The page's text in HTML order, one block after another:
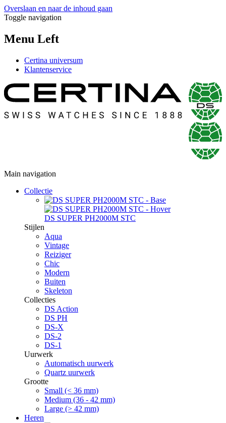
Overslaan en naar de inhoud gaan
Toggle navigation
Menu Left
Certina universum
Klantenservice
Main navigation
Collectie
DS SUPER PH2000M STC
Stijlen
Aqua
Vintage
Reiziger
Chic
Modern
Buiten
Skeleton
Collecties
DS Action
DS PH
DS-X
DS-2
DS-1
Uurwerk
Automatisch uurwerk
Quartz uurwerk
Grootte
Small (< 36 mm)
Medium (36 - 42 mm)
Large (> 42 mm)
Heren